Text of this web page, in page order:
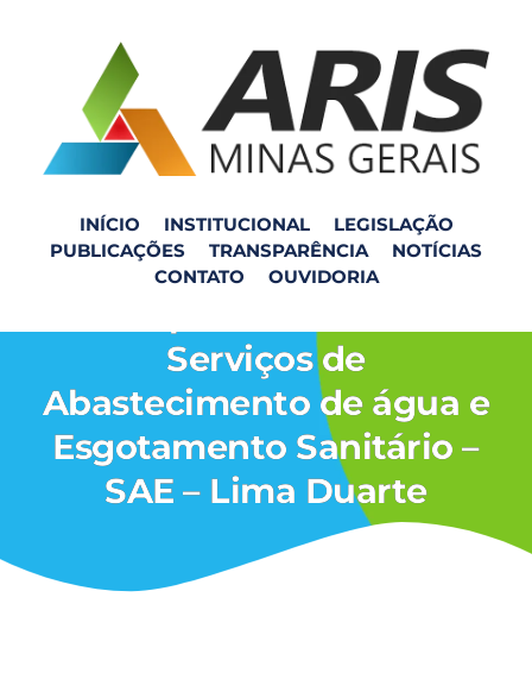
INÍCIO INSTITUCIONAL
LEGISLAÇÃO
PUBLICAÇÕES
TRANSPARÊNCIA
NOTÍCIAS
CONTATO
OUVIDORIA
Fiscalização de
Serviços de
Abastecimento de água e
Esgotamento Sanitário –
SAE – Lima Duarte